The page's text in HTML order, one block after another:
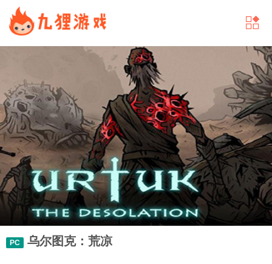
PC 乌尔图克：荒凉